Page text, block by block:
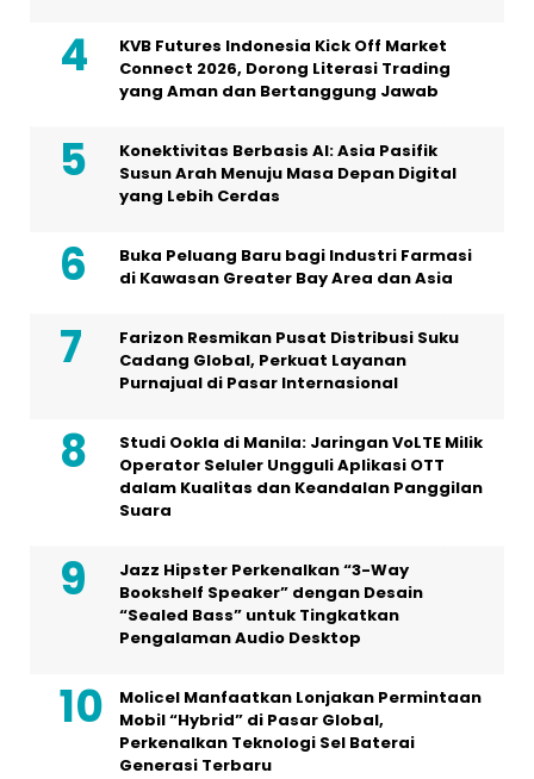
KVB Futures Indonesia Kick Off Market
Connect 2026, Dorong Literasi Trading
yang Aman dan Bertanggung Jawab
Konektivitas Berbasis AI: Asia Pasifik
Susun Arah Menuju Masa Depan Digital
yang Lebih Cerdas
Buka Peluang Baru bagi Industri Farmasi
di Kawasan Greater Bay Area dan Asia
Farizon Resmikan Pusat Distribusi Suku
Cadang Global, Perkuat Layanan
Purnajual di Pasar Internasional
Studi Ookla di Manila: Jaringan VoLTE Milik
Operator Seluler Ungguli Aplikasi OTT
dalam Kualitas dan Keandalan Panggilan
Suara
Jazz Hipster Perkenalkan “3-Way
Bookshelf Speaker” dengan Desain
“Sealed Bass” untuk Tingkatkan
Pengalaman Audio Desktop
Molicel Manfaatkan Lonjakan Permintaan
Mobil “Hybrid” di Pasar Global,
Perkenalkan Teknologi Sel Baterai
Generasi Terbaru